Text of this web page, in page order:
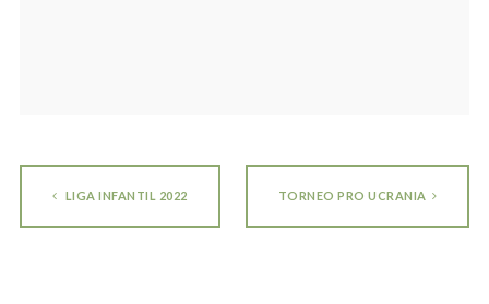
LIGA INFANTIL 2022 TORNEO PRO UCRANIA